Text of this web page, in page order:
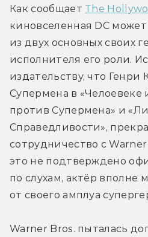
Как сообщает The
киновселенная DC
из двух основных своих
исполнителя его роли.
издательству, что Генри
Супермена в «Челоевеке
против Супермена» и
Справедливости»,
сотрудничество с
это не подтверждено
по слухам, актёр вполне
от своего амплуа
Warner Bros. пыталась